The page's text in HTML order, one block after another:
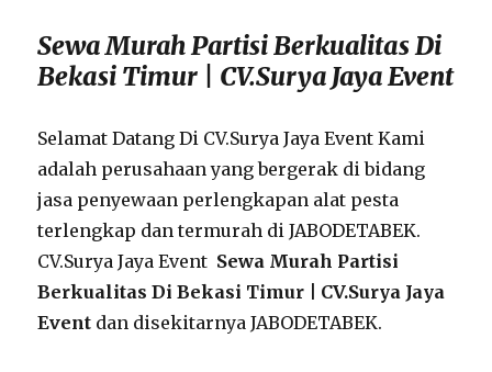
Sewa Murah Partisi Berkualitas Di
Bekasi Timur | CV.Surya Jaya Event
Selamat Datang Di CV.Surya Jaya Event Kami
adalah perusahaan yang bergerak di bidang
jasa penyewaan perlengkapan alat pesta
terlengkap dan termurah di JABODETABEK.
CV.Surya Jaya Event Sewa Murah Partisi
Berkualitas Di Bekasi Timur | CV.Surya Jaya
Event dan disekitarnya JABODETABEK.